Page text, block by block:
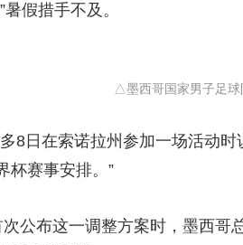
道 VR/AR
NBA 中超 国足
央博 非遗
假措手不及。
△墨西哥国家男子足球
在索诺拉州参加一场活动时
杯赛事安排。”
布这一调整方案时，墨西哥总